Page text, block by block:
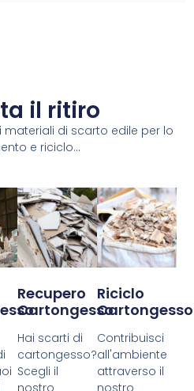
il ritiro
materiali di scarto edile per lo
e riciclo...
Recupero
Cartongesso
Hai scarti di
cartongesso?
Scegli il
nostro
Riciclo
Cartongesso
Contribuisci
all'ambiente
attraverso il
nostro